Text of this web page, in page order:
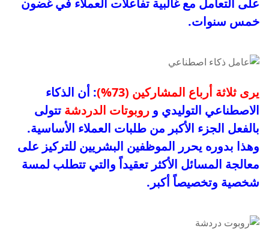
على التعامل مع غالبية تفاعلات العملاء في غضون
خمس سنوات.
يرى ثلاثة أرباع المشاركين (73%)
: أن الذكاء
الاصطناعي التوليدي و روبوتات الدردشة تتولى
بالفعل الجزء الأكبر من طلبات العملاء الأساسية.
وهذا بدوره يحرر الموظفين البشريين للتركيز على
معالجة المسائل الأكثر تعقيداً والتي تتطلب لمسة
شخصية وتخصيصاً أكبر.